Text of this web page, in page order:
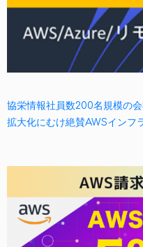
協栄情報社員数200名規模の
拡大化にむけ絶賛AWSインフ